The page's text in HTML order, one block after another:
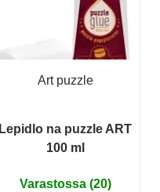
Art puzzle
Lepidlo na puzzle ART
100 ml
Varastossa (20)